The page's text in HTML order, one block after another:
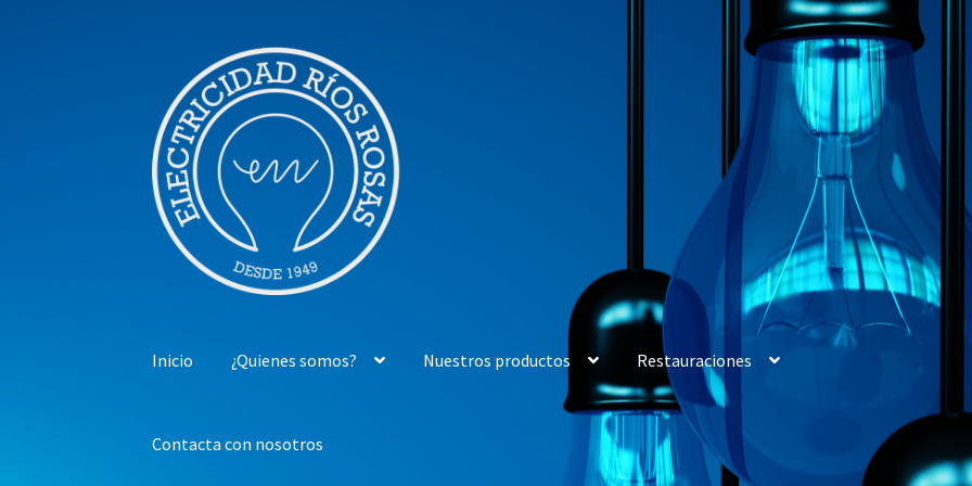
la
navegación
contenido
Inicio ¿Quienes somos? Nuestros productos Restauraciones
Contacta con nosotros